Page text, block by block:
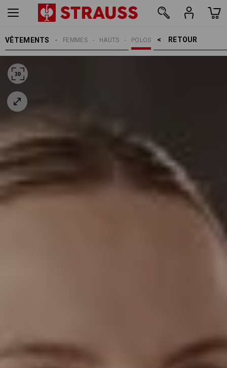
VÊTEMENTS RETOUR    >
POLOS
HAUTS
FEMMES